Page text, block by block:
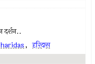
दर्शन..
haridas, हरिदास